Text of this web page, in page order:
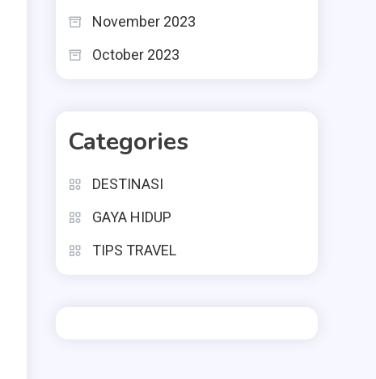
November 2023
October 2023
Categories
DESTINASI
GAYA HIDUP
TIPS TRAVEL